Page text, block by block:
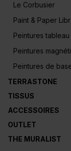
Le Corbusier
Paint & Paper
Peintures tableau
Peintures
Peintures de
TERRASTONE
TISSUS
ACCESSOIRES
OUTLET
THE MURALIST